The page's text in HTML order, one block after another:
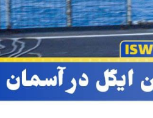
سر سفره سوریه داعش دو مسیحی را